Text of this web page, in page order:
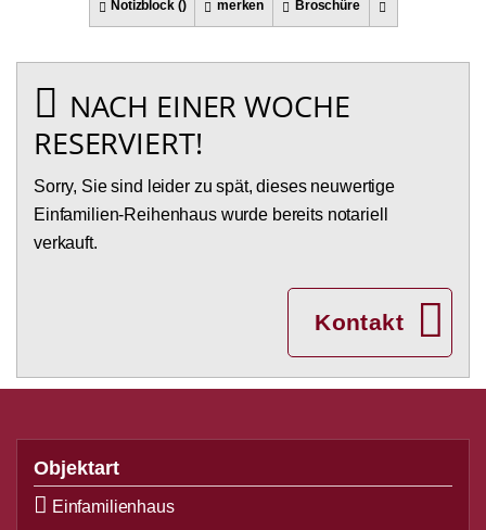
Notizblock () merken Broschüre
NACH EINER WOCHE
RESERVIERT!
Sorry, Sie sind leider zu spät, dieses neuwertige
Einfamilien-Reihenhaus wurde bereits notariell
verkauft.
Kontakt
Objektart
Einfamilienhaus